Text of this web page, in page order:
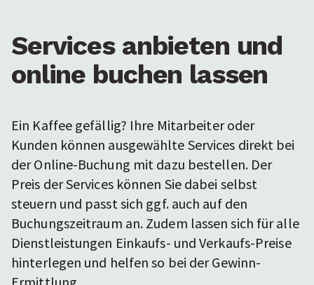
Services anbieten und
online buchen lassen
Ein Kaffee gefällig? Ihre Mitarbeiter oder
Kunden können ausgewählte Services direkt bei
der Online-Buchung mit dazu bestellen. Der
Preis der Services können Sie dabei selbst
steuern und passt sich ggf. auch auf den
Buchungszeitraum an. Zudem lassen sich für alle
Dienstleistungen Einkaufs- und Verkaufs-Preise
hinterlegen und helfen so bei der Gewinn-